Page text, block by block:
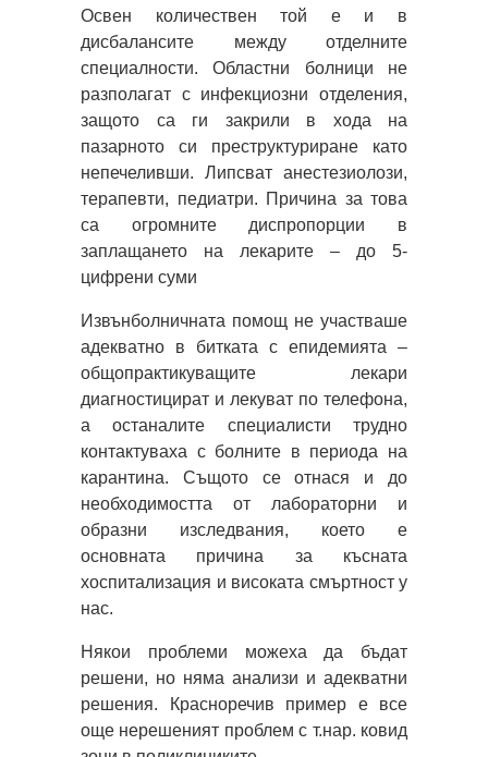
Освен количествен той е и в
дисбалансите между отделните
специалности. Областни болници не
разполагат с инфекциозни отделения,
защото са ги закрили в хода на
пазарното си преструктуриране като
непечеливши. Липсват анестезиолози,
терапевти, педиатри. Причина за това
са огромните диспропорции в
заплащането на лекарите – до 5-
цифрени суми
Извънболничната помощ не участваше
адекватно в битката с епидемията –
общопрактикуващите лекари
диагностицират и лекуват по телефона,
а останалите специалисти трудно
контактуваха с болните в периода на
карантина. Същото се отнася и до
необходимостта от лабораторни и
образни изследвания, което е
основната причина за късната
хоспитализация и високата смъртност у
нас.
Някои проблеми можеха да бъдат
решени, но няма анализи и адекватни
решения. Красноречив пример е все
още нерешеният проблем с т.нар. ковид